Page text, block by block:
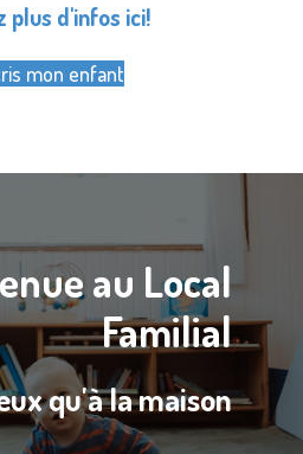
plus d'infos ici!
mon enfant
au Local
Familial
qu'à la maison